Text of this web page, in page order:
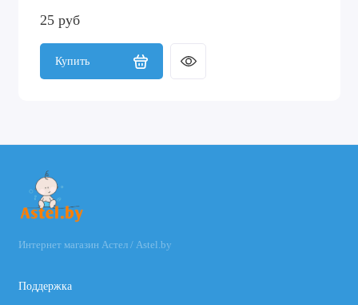
25 руб
Купить
Интернет магазин Астел / Astel.by
Поддержка